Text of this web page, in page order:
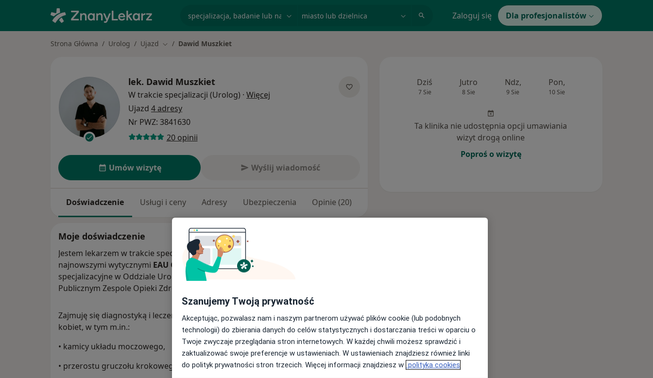
Zaloguj się Dla profesjonalistów
Strona Główna Urolog Ujazd Zmień miasto
Dawid Muszkiet
lek. Dawid Muszkiet
W trakcie specjalizacji (Urolog) · Więcej
Ujazd 4 adresy
Nr PWZ: 3841630
20 opinii
Umów wizytę Wyślij wiadomość
Doświadczenie Usługi i ceny Adresy Ubezpieczenia Opinie (20)
Moje doświadczenie
Jestem lekarzem w trakcie specjalizacji z urologii
najnowszymi wytycznymi EAU Guidelines. Na co dzień odbywam szkolenie
specjalizacyjne w Oddziale Urologii i Onkologii Urologicznej w Samodzielnym
Publicznym Zespole Opieki Zdrowotnej w Kędzierzynie-Koźlu.
Zajmuję się diagnostyką i leczeniem chorób układu moczowego u mężczyzn i
kobiet, w tym m.in.:
• kamicy układu moczowego,
• przerostu gruczołu krokowego (BPH),
Dziś
7 Sie
Jutro
8 Sie
Ndz,
9 Sie
Pon,
10 Sie
Ta klinika nie udostępnia opcji umawiania
wizyt drogą online
Poproś o wizytę
Szanujemy Twoją prywatność
Akceptując, pozwalasz nam i naszym partnerom używać plików cookie (lub podobnych
technologii) do zbierania danych do celów statystycznych i dostarczania treści w oparciu o
Twoje zwyczaje przeglądania stron internetowych. W każdej chwili możesz sprawdzić i
zaktualizować swoje preferencje w ustawieniach. W ustawieniach znajdziesz również linki
do polityk prywatności stron trzecich. Więcej informacji znajdziesz w polityka cookies